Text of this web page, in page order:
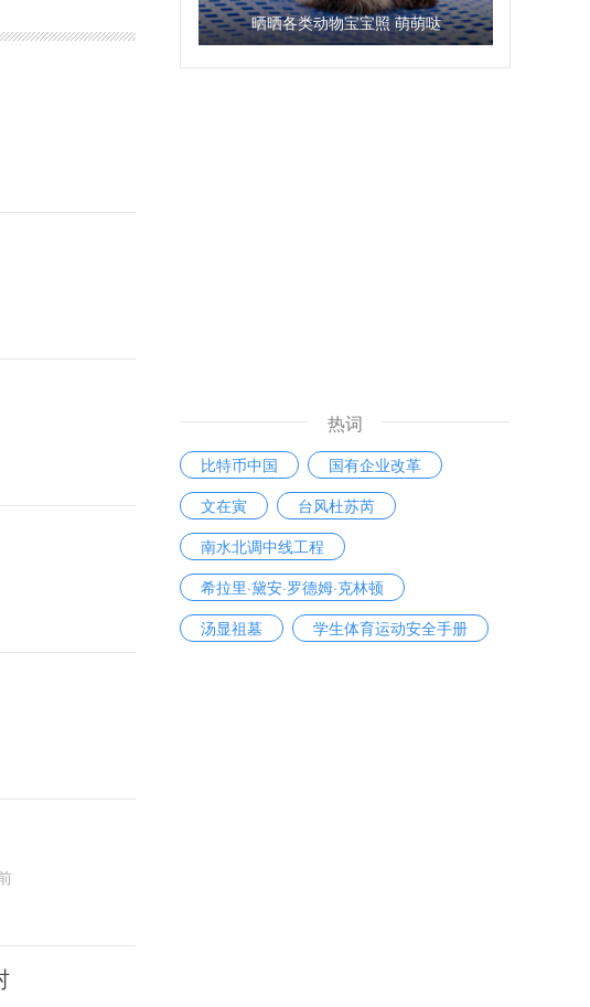
晒晒各类动物宝宝照 萌萌哒
热词
比特币中国
国有企业改革
文在寅
台风杜苏芮
南水北调中线工程
希拉里·黛安·罗德姆·克林顿
汤显祖墓
学生体育运动安全手册